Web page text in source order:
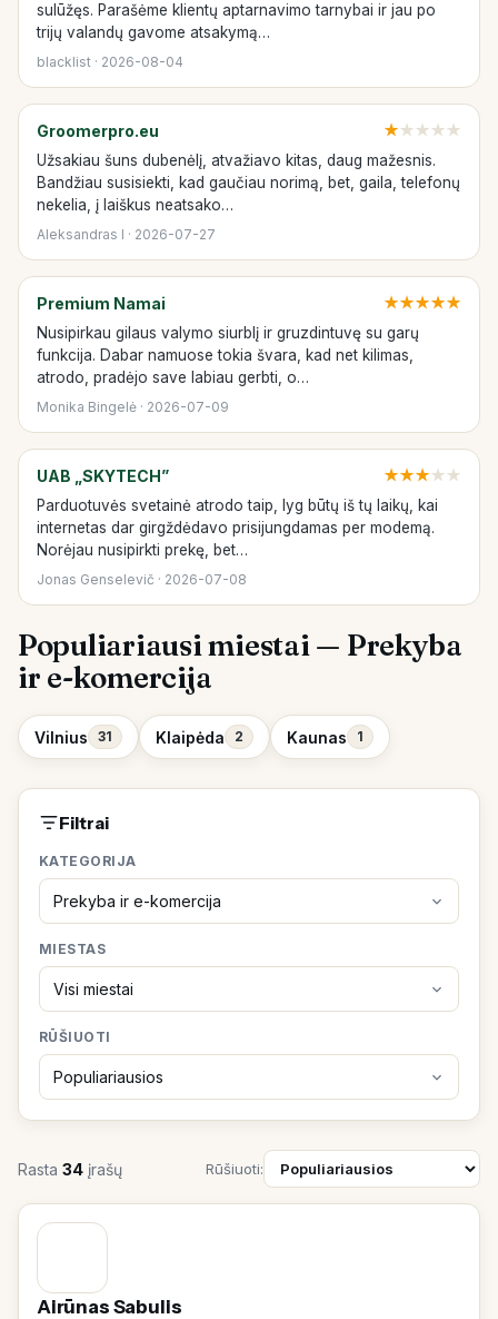
sulūžęs. Parašėme klientų aptarnavimo tarnybai ir jau po
trijų valandų gavome atsakymą…
blacklist · 2026-08-04
Groomerpro.eu ★★★★★
Užsakiau šuns dubenėlį, atvažiavo kitas, daug mažesnis.
Bandžiau susisiekti, kad gaučiau norimą, bet, gaila, telefonų
nekelia, į laiškus neatsako…
Aleksandras I · 2026-07-27
Premium Namai ★★★★★
Nusipirkau gilaus valymo siurblį ir gruzdintuvę su garų
funkcija. Dabar namuose tokia švara, kad net kilimas,
atrodo, pradėjo save labiau gerbti, o…
Monika Bingelė · 2026-07-09
UAB „SKYTECH” ★★★★★
Parduotuvės svetainė atrodo taip, lyg būtų iš tų laikų, kai
internetas dar girgždėdavo prisijungdamas per modemą.
Norėjau nusipirkti prekę, bet…
Jonas Genselevič · 2026-07-08
Populiariausi miestai — Prekyba
ir e-komercija
Vilnius 31 Klaipėda 2 Kaunas 1
Rasta 34 įrašų Rūšiuoti:
Airūnas Sabulis
Filtrai
KATEGORIJA
MIESTAS
RŪŠIUOTI